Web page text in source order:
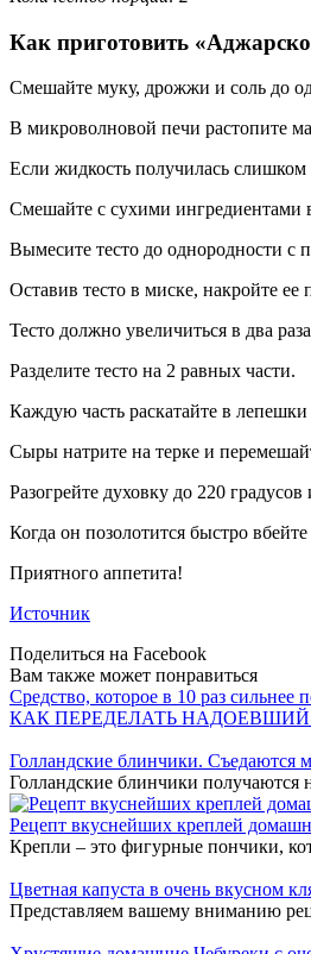
Как приготовить
Смешайте муку, дрожжи и соль до
В микроволновой печи растопите
Если жидкость получилась слишком
Смешайте с сухими ингредиентами
Вымесите тесто до однородности с
Оставив тесто в миске, накройте ее
Тесто должно увеличиться в два
Разделите тесто на 2 равных части.
Каждую часть раскатайте в
Сыры натрите на терке и
Разогрейте духовку до 220
Когда он позолотится быстро
Приятного аппетита!
Источник
Поделиться на Facebook
Вам также может понравиться
Средство, которое в 10 раз
КАК ПЕРЕДЕЛАТЬ
Голландские блинчики. Съедаются
Голландские блинчики получаются
Рецепт вкуснейших креплей
Крепли – это фигурные пончики,
Цветная капуста в очень вкусном
Представляем вашему вниманию